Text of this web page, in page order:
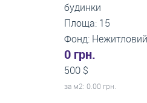
будинки
Площа: 15
Фонд: Нежитловий
0 грн.
500 $
за м2: 0.00 грн.